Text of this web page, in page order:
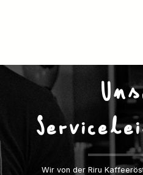
Wir von der Riru